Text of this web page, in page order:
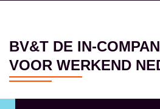
BV&T DE IN-
VOOR WERKEND